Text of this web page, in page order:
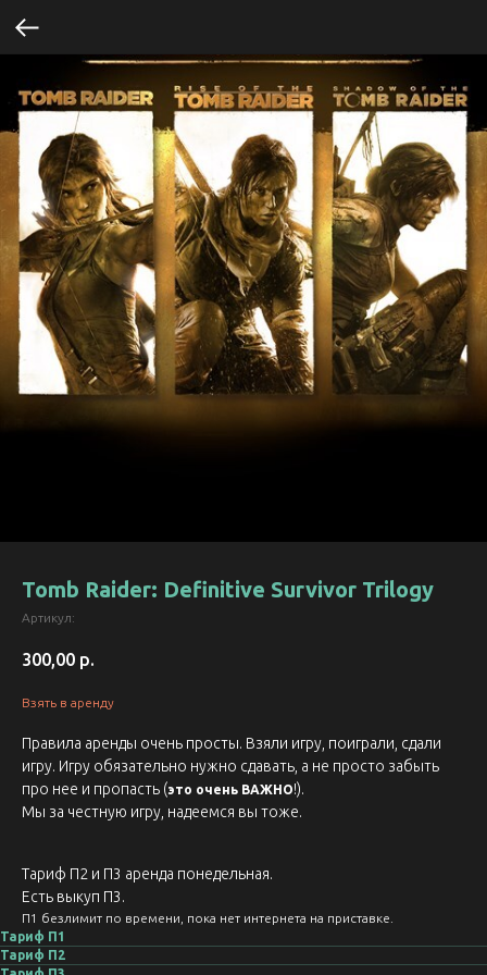
Tomb Raider: Definitive Survivor Trilogy
Артикул:
300,00 р.
Взять в аренду
Правила аренды очень просты. Взяли игру, поиграли, сдали
игру. Игру обязательно нужно сдавать, а не просто забыть
про нее и пропасть (это очень ВАЖНО!).
Мы за честную игру, надеемся вы тоже.
Тариф П2 и П3 аренда понедельная.
Есть выкуп П3.
П1 безлимит по времени, пока нет интернета на приставке.
Тариф П1
Тариф П2